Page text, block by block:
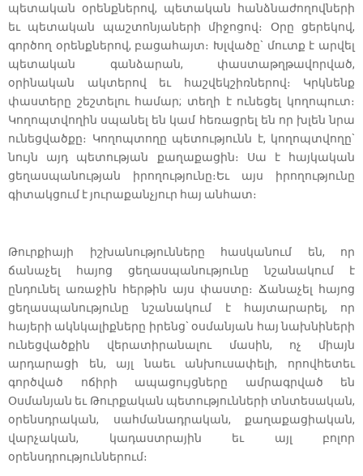
պետական օրենքներով, պետական հանձնաժողովների
եւ պետական պաշտոնյաների միջոցով։ Օրը ցերեկով,
գործող օրենքներով, բացահայտ։ Խլվածը` մուտք է արվել
պետական գանձարան, փաստաթղթավորված,
օրինական ակտերով եւ հաշվեկշիռներով։ Կրկնենք
փաստերը շեշտելու համար; տեղի է ունեցել կողոպուտ։
Կողոպտվողին սպանել են կամ հեռացրել են որ խլեն նրա
ունեցվածքը։ Կողոպտողը պետությունն է, կողոպտվողը`
նույն այդ պետության քաղաքացին։ Սա է հայկական
ցեղասպանության իրողությունը։Եւ այս իրողությունը
գիտակցում է յուրաքանչյուր հայ անհատ։
Թուրքիայի իշխանությունները հասկանում են, որ
ճանաչել հայոց ցեղասպանությունը նշանակում է
ընդունել առաջին հերթին այս փաստը։ Ճանաչել հայոց
ցեղասպանությունը նշանակում է հայտարարել, որ
հայերի ակնկալիքները իրենց` օսմանյան հայ նախնիների
ունեցվածքին վերատիրանալու մասին, ոչ միայն
արդարացի են, այլ նաեւ անխուսափելի, որովհետեւ
գործված ոճիրի ապացույցները ամրագրված են
Օսմանյան եւ Թուրքական պետությունների տնտեսական,
օրենսդրական, սահմանադրական, քաղաքացիական,
վարչական, կադաստրային եւ այլ բոլոր
օրենսդրություններում։